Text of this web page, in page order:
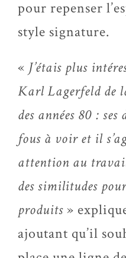
pour repenser
style signature.
« J’étais plus
Karl Lagerfeld de
des années 80 :
fous à voir et il
attention au
des similitudes
produits»
ajoutant qu’il